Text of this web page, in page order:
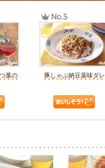
葉の
豚しゃぶ納豆薬味ダレ